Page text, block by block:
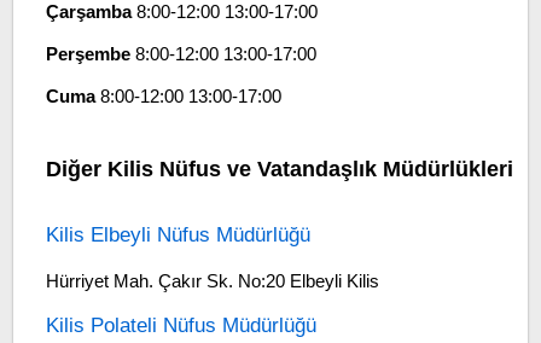
Çarşamba8:00-12:00 13:00-17:00
Perşembe8:00-12:00 13:00-17:00
Cuma8:00-12:00 13:00-17:00
Diğer Kilis Nüfus ve Vatandaşlık Müdürlükleri
Kilis Elbeyli Nüfus Müdürlüğü
Hürriyet Mah. Çakır Sk. No:20 Elbeyli Kilis
Kilis Polateli Nüfus Müdürlüğü